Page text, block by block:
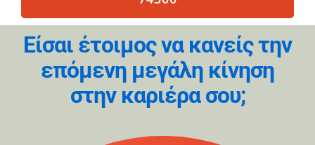
Είσαι έτοιμος να κανείς την
επόμενη μεγάλη κίνηση
στην καριέρα σου;